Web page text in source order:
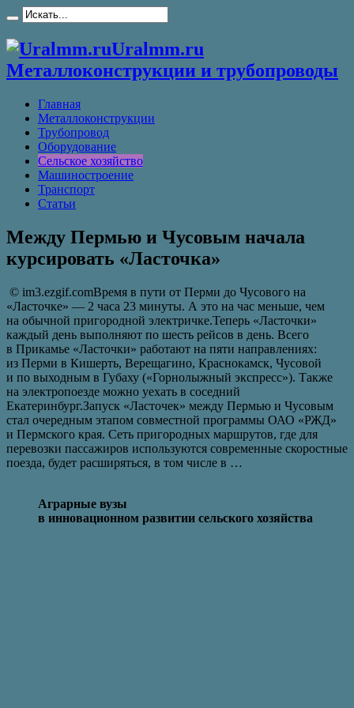
Uralmm.ru
Металлоконструкции и трубопроводы
Главная
Металлоконструкции
Трубопровод
Оборудование
Сельское хозяйство
Машиностроение
Транспорт
Статьи
Между Пермью и Чусовым начала
курсировать «Ласточка»
© im3.ezgif.comВремя в пути от Перми до Чусового на
«Ласточке» — 2 часа 23 минуты. А это на час меньше, чем
на обычной пригородной электричке.Теперь «Ласточки»
каждый день выполняют по шесть рейсов в день. Всего
в Прикамье «Ласточки» работают на пяти направлениях:
из Перми в Кишерть, Верещагино, Краснокамск, Чусовой
и по выходным в Губаху («Горнолыжный экспресс»). Также
на электропоезде можно уехать в соседний
Екатеринбург.Запуск «Ласточек» между Пермью и Чусовым
стал очередным этапом совместной программы ОАО «РЖД»
и Пермского края. Сеть пригородных маршрутов, где для
перевозки пассажиров используются современные скоростные
поезда, будет расширяться, в том числе в …
Аграрные вузы
в инновационном развитии сельского хозяйства